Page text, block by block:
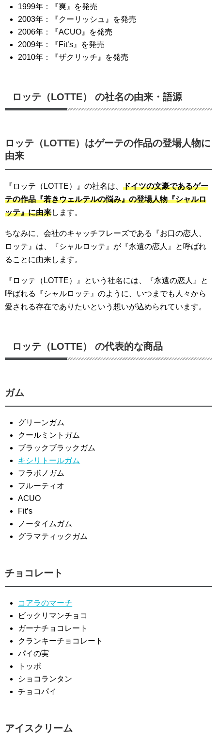
1999年：『爽』を発売
2003年：『クーリッシュ』を発売
2006年：『ACUO』を発売
2009年：『Fit’s』を発売
2010年：『ザクリッチ』を発売
ロッテ（LOTTE） の社名の由来・語源
ロッテ（LOTTE）はゲーテの作品の登場人物に
由来
『ロッテ（LOTTE）』の社名は、 ドイツの文豪であるゲー
テの作品『若きウェルテルの悩み』の登場人物『シャルロ
ッテ』に由来します。
ちなみに、会社のキャッチフレーズである『お口の恋人、
ロッテ』は、『シャルロッテ』が『永遠の恋人』と呼ばれ
ることに由来します。
『ロッテ（LOTTE）』という社名には、『永遠の恋人』と
呼ばれる『シャルロッテ』のように、いつまでも人々から
愛される存在でありたいという想いが込められています。
ロッテ（LOTTE） の代表的な商品
ガム
グリーンガム
クールミントガム
ブラックブラックガム
キシリトールガム
フラボノガム
フルーティオ
ACUO
Fit’s
ノータイムガム
グラマティックガム
チョコレート
コアラのマーチ
ビックリマンチョコ
ガーナチョコレート
クランキーチョコレート
パイの実
トッポ
ショコランタン
チョコパイ
アイスクリーム